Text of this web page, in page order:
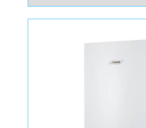
40kW